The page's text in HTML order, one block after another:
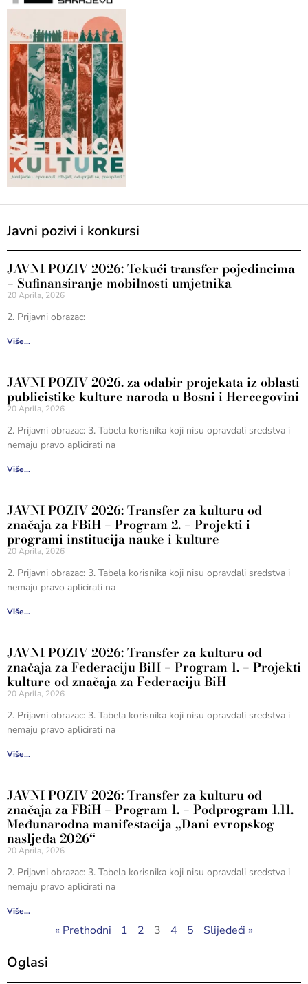
Javni pozivi i konkursi
JAVNI POZIV 2026: Tekući transfer pojedincima
– Sufinansiranje mobilnosti umjetnika
20 Aprila, 2026
2. Prijavni obrazac:
Više...
JAVNI POZIV 2026. za odabir projekata iz oblasti
publicistike kulture naroda u Bosni i Hercegovini
20 Aprila, 2026
2. Prijavni obrazac: 3. Tabela korisnika koji nisu opravdali sredstva i
nemaju pravo aplicirati na
Više...
JAVNI POZIV 2026: Transfer za kulturu od
značaja za FBiH – Program 2. – Projekti i
programi institucija nauke i kulture
20 Aprila, 2026
2. Prijavni obrazac: 3. Tabela korisnika koji nisu opravdali sredstva i
nemaju pravo aplicirati na
Više...
JAVNI POZIV 2026: Transfer za kulturu od
značaja za Federaciju BiH – Program 1. – Projekti
kulture od značaja za Federaciju BiH
20 Aprila, 2026
2. Prijavni obrazac: 3. Tabela korisnika koji nisu opravdali sredstva i
nemaju pravo aplicirati na
Više...
JAVNI POZIV 2026: Transfer za kulturu od
značaja za FBiH – Program 1. – Podprogram 1.11.
Međunarodna manifestacija „Dani evropskog
nasljeđa 2026“
20 Aprila, 2026
2. Prijavni obrazac: 3. Tabela korisnika koji nisu opravdali sredstva i
nemaju pravo aplicirati na
Više...
« Prethodni 1 2 3 4 5 Slijedeći »
Oglasi